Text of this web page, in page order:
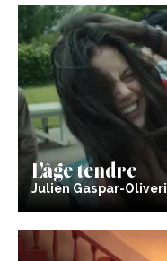
L’âge tendre
Julien Gaspar-Oliveri